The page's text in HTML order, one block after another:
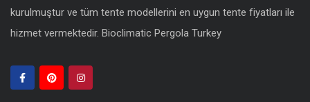
kurulmuştur ve tüm tente modellerini en uygun tente fiyatları ile
hizmet vermektedir. Bioclimatic Pergola Turkey